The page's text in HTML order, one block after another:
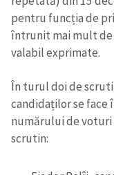
pentru funcția de
întrunit mai mult
valabil exprimate.
În turul doi de
candidaților se face
numărului de
scrutin: